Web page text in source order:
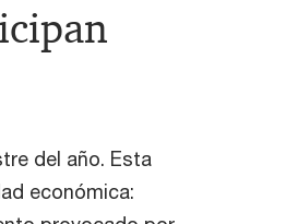
del año. Esta
económica: